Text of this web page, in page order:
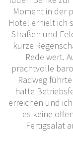
Moment in der
Hotel erhielt ich
Straßen und
kurze
Rede wert.
prachtvolle
Radweg
hatte
erreichen und
es keine
Fertigsalat